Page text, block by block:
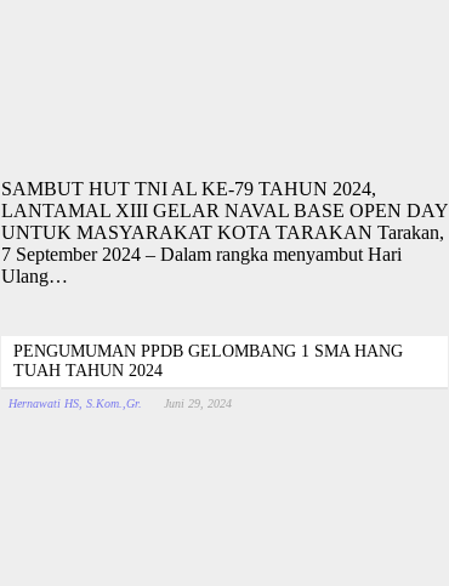
SAMBUT HUT TNI AL KE-79 TAHUN 2024,
LANTAMAL XIII GELAR NAVAL BASE OPEN DAY
UNTUK MASYARAKAT KOTA TARAKAN Tarakan,
7 September 2024 – Dalam rangka menyambut Hari
Ulang…
PENGUMUMAN PPDB GELOMBANG 1 SMA HANG
TUAH TAHUN 2024
Hernawati HS, S.Kom.,Gr. Juni 29, 2024